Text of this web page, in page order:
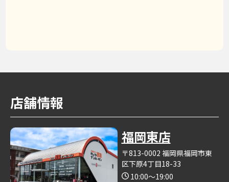
店舗情報
福岡東店
〒813-0002 福岡県福岡市東
区下原4丁目18-33
10:00～19:00